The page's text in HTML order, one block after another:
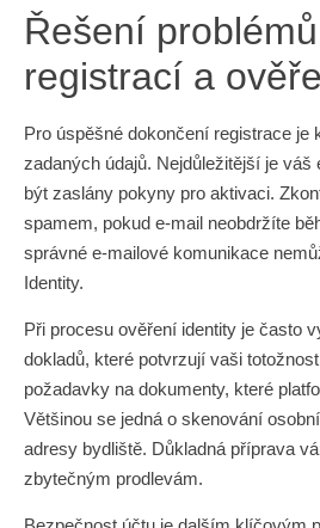
Řešení
registrací a
Pro úspěšné dokončení registrace je
zadaných údajů. Nejdůležitější je
být zaslány pokyny pro aktivaci.
spamem, pokud e-mail neobdržíte
správné e-mailové komunikace
Identity.
Při procesu ověření identity je často
dokladů, které potvrzují vaši
požadavky na dokumenty, které
Většinou se jedná o skenování
adresy bydliště. Důkladná příprava
zbytečným prodlevám.